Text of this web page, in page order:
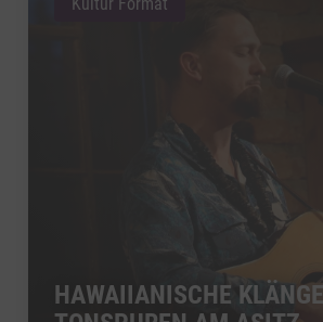
HAWAIIANISCHE